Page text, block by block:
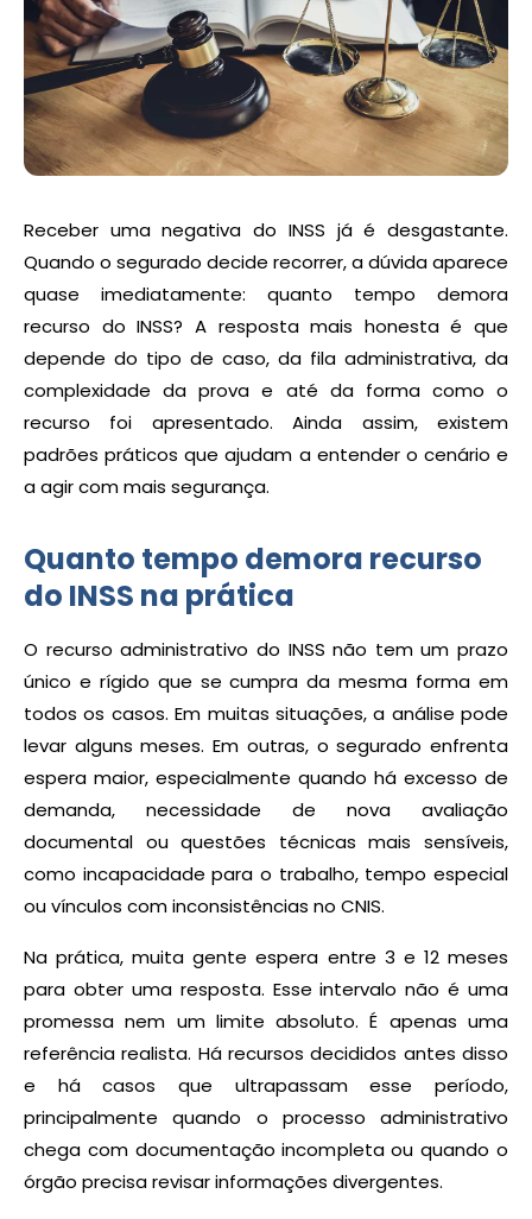
Receber uma negativa do INSS já é desgastante.
Quando o segurado decide recorrer, a dúvida aparece
quase imediatamente: quanto tempo demora
recurso do INSS? A resposta mais honesta é que
depende do tipo de caso, da fila administrativa, da
complexidade da prova e até da forma como o
recurso foi apresentado. Ainda assim, existem
padrões práticos que ajudam a entender o cenário e
a agir com mais segurança.
Quanto tempo demora recurso
do INSS na prática
O recurso administrativo do INSS não tem um prazo
único e rígido que se cumpra da mesma forma em
todos os casos. Em muitas situações, a análise pode
levar alguns meses. Em outras, o segurado enfrenta
espera maior, especialmente quando há excesso de
demanda, necessidade de nova avaliação
documental ou questões técnicas mais sensíveis,
como incapacidade para o trabalho, tempo especial
ou vínculos com inconsistências no CNIS.
Na prática, muita gente espera entre 3 e 12 meses
para obter uma resposta. Esse intervalo não é uma
promessa nem um limite absoluto. É apenas uma
referência realista. Há recursos decididos antes disso
e há casos que ultrapassam esse período,
principalmente quando o processo administrativo
chega com documentação incompleta ou quando o
órgão precisa revisar informações divergentes.